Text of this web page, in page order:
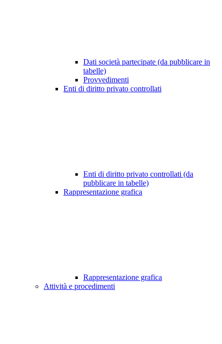
Dati società partecipate (da pubblicare in
tabelle)
Provvedimenti
Enti di diritto privato controllati
Enti di diritto privato controllati (da
pubblicare in tabelle)
Rappresentazione grafica
Rappresentazione grafica
Attività e procedimenti